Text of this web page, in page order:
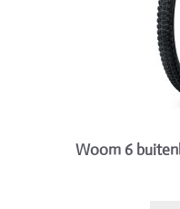
Woom 6